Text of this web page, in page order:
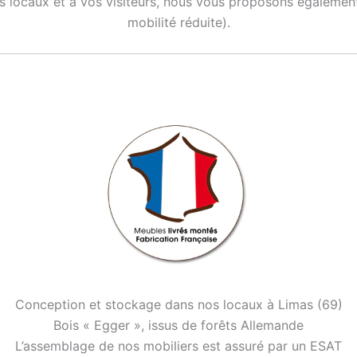
mobilité réduite).
Conception et stockage dans nos locaux à Limas (69)
Bois « Egger », issus de forêts Allemande
L’assemblage de nos mobiliers est assuré par un ESAT